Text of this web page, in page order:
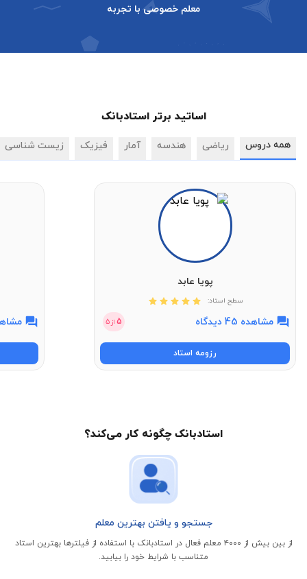
معلم خصوصی با تجربه
اساتید برتر استادبانک
همه دروس ریاضی هندسه آمار فیزیک زیست شناسی
پویا عابد
سطح استاد:
مشاهده 45 دیدگاه 5 از 5
رزومه استاد
مشاهده
استادبانک چگونه کار می‌کند؟
جستجو و یافتن بهترین معلم
از بین بیش از ۴۰۰۰ معلم فعال در استادبانک با استفاده از فیلتر‌ها بهترین استاد
متناسب با شرایط خود را بیابید.